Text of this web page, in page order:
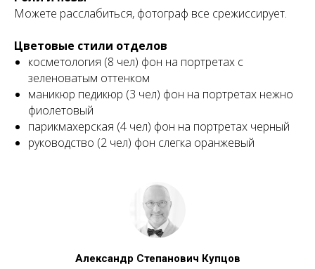
Можете расслабиться, фотограф все срежиссирует.
Цветовые стили отделов
косметология (8 чел) фон на портретах с
зеленоватым оттенком
маникюр педикюр (3 чел) фон на портретах нежно
фиолетовый
парикмахерская (4 чел) фон на портретах черный
руководство (2 чел) фон слегка оранжевый
Александр Степанович Купцов